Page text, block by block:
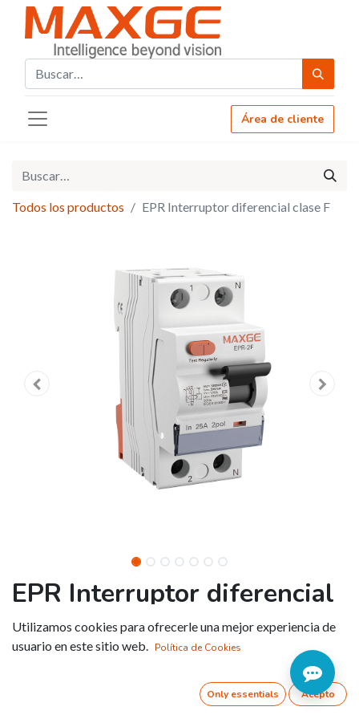
Área de cliente
Todos los productos EPR Interruptor diferencial clase F
EPR Interruptor diferencial
clase F
Referencia:EPR2F025030
Empleo en el sector doméstico, terciario e industrial.
Utilizamos cookies para ofrecerle una mejor experiencia de
usuario en este sitio web. Política de Cookies
Only essentials Acepto